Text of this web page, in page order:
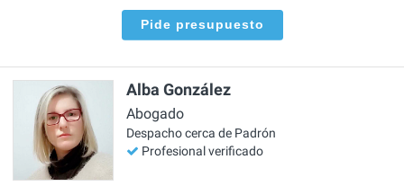
Pide presupuesto
Alba González
Abogado
Despacho cerca de Padrón
Profesional verificado